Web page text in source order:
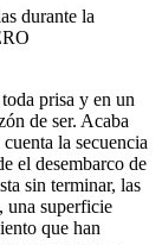
durante la
prisa y en un
de ser. Acaba
la secuencia
el desembarco de
sin terminar, las
una superficie
que han